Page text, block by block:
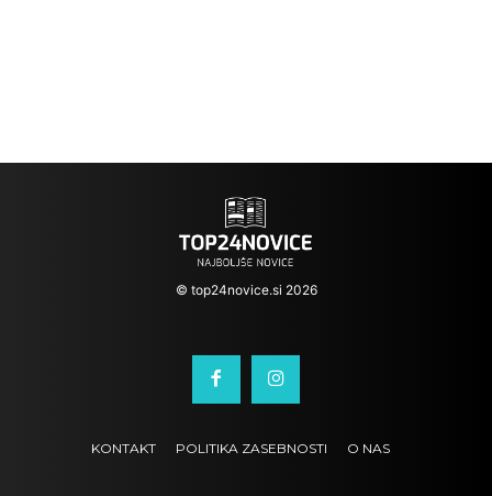
© top24novice.si 2026
KONTAKT POLITIKA ZASEBNOSTI O NAS